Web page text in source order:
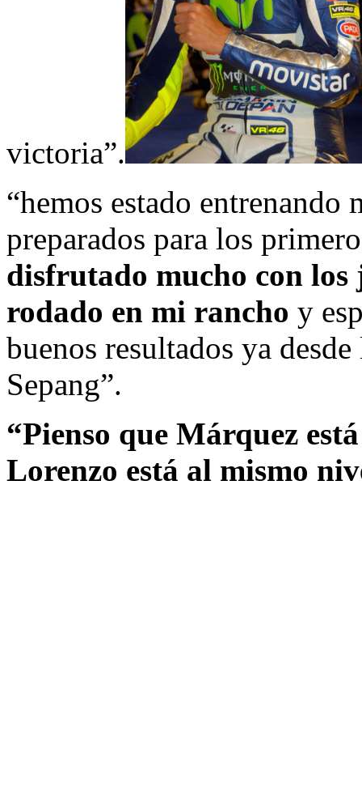
victoria”.
“hemos estado entrenando
preparados para los
disfrutado mucho con los
rodado en mi rancho y
buenos resultados ya
Sepang”.
“Pienso que Márquez
Lorenzo está al mismo